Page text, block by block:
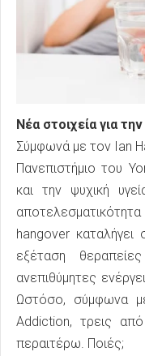
Νέα στοιχεία για
Σύμφωνά με τον Ian
Πανεπιστήμιο του
και την ψυχική
hangover
εξέταση
ανεπιθύμητες
Ωστόσο, σύμφωνα
Addiction, τρεις
περαιτέρω. Ποιές;